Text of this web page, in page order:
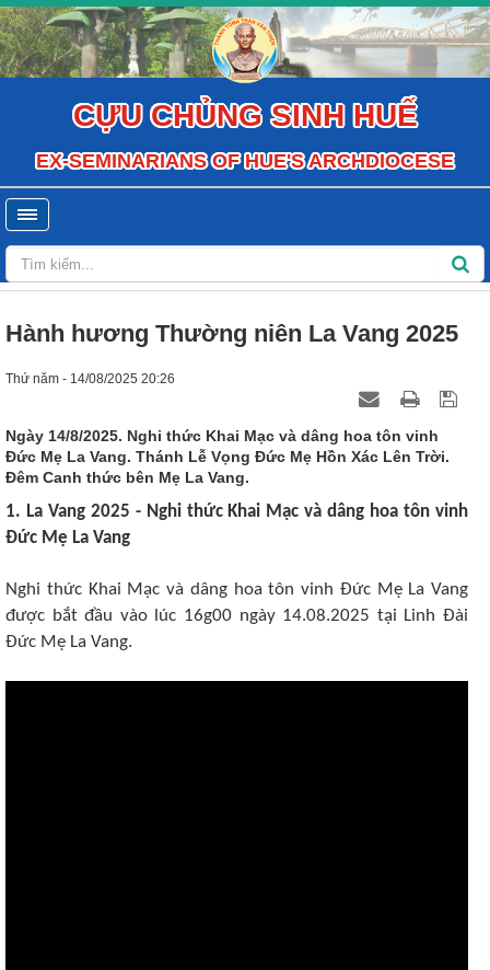
CỰU CHỦNG SINH HUẾ
EX-SEMINARIANS OF HUE'S ARCHDIOCESE
Hành hương Thường niên La Vang 2025
Thứ năm - 14/08/2025 20:26
Ngày 14/8/2025. Nghi thức Khai Mạc và dâng hoa tôn vinh
Đức Mẹ La Vang. Thánh Lễ Vọng Đức Mẹ Hồn Xác Lên Trời.
Đêm Canh thức bên Mẹ La Vang.
1. La Vang 2025 - Nghi thức Khai Mạc và dâng hoa tôn vinh
Đức Mẹ La Vang
Nghi thức Khai Mạc và dâng hoa tôn vinh Đức Mẹ La Vang
được bắt đầu vào lúc 16g00 ngày 14.08.2025 tại Linh Đài
Đức Mẹ La Vang.